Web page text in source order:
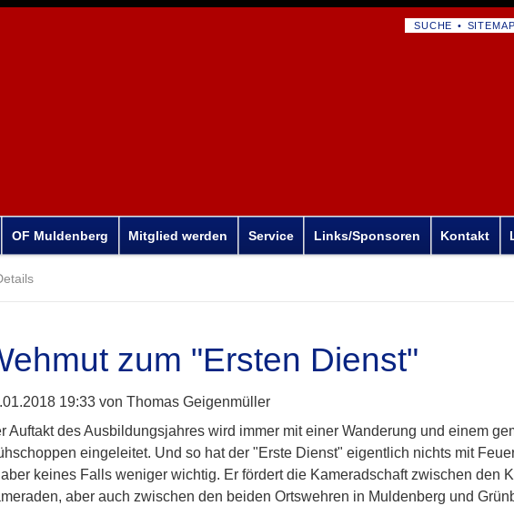
NAVIGATION
SUCHE SITEMAP
OF Muldenberg Mitglied werden Service Links/Sponsoren Kontakt
zum "Ersten Dienst"
19:33 von Thomas Geigenmüller
Auftakt des Ausbildungsjahres wird immer mit einer Wanderung und einem
eingeleitet. Und so hat der "Erste Dienst" eigentlich nichts mit
keines Falls weniger wichtig. Er fördert die Kameradschaft zwischen den
aber auch zwischen den beiden Ortswehren in Muldenberg und